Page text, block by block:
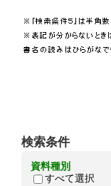
検索条件
資料種別
すべて選択